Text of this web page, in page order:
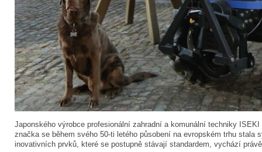
Japonského výrobce profesionální zahradní a komunální techniky
značka se během svého 50-ti letého působení na evropském trhu stala
inovativních prvků, které se postupně stávají standardem, vychází